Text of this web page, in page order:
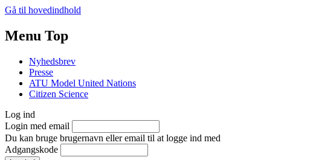
Gå til hovedindhold
Menu Top
Nyhedsbrev
Presse
ATU Model United Nations
Citizen Science
Log ind
Login med email
Du kan bruge brugernavn eller email til at logge ind med
Adgangskode